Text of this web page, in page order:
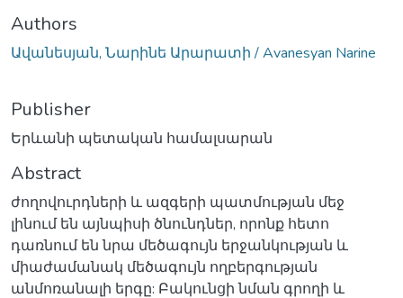
Authors
Ավանեսյան, Նարինե Արարատի / Avanesyan Narine
Publisher
Երևանի պետական համալսարան
Abstract
ժողովուրդների և ազգերի պատմության մեջ
լինում են այնպիսի ծնունդներ, որոնք հետո
դառնում են նրա մեծագույն երջանկության և
միաժամանակ մեծագույն ողբերգության
անմոռանալի երգը: Բակունցի նման գրողի և